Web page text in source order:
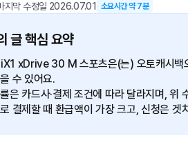
지막 수정일 2026.07.01 소요시간 약7분
글 핵심 요약
xDrive 30 M 스포츠은(는) 오토캐시백
수 있어요.
은 카드사·결제 조건에 따라 달라지며, 위
결제할 때 환급액이 가장 크고, 신청은 겟